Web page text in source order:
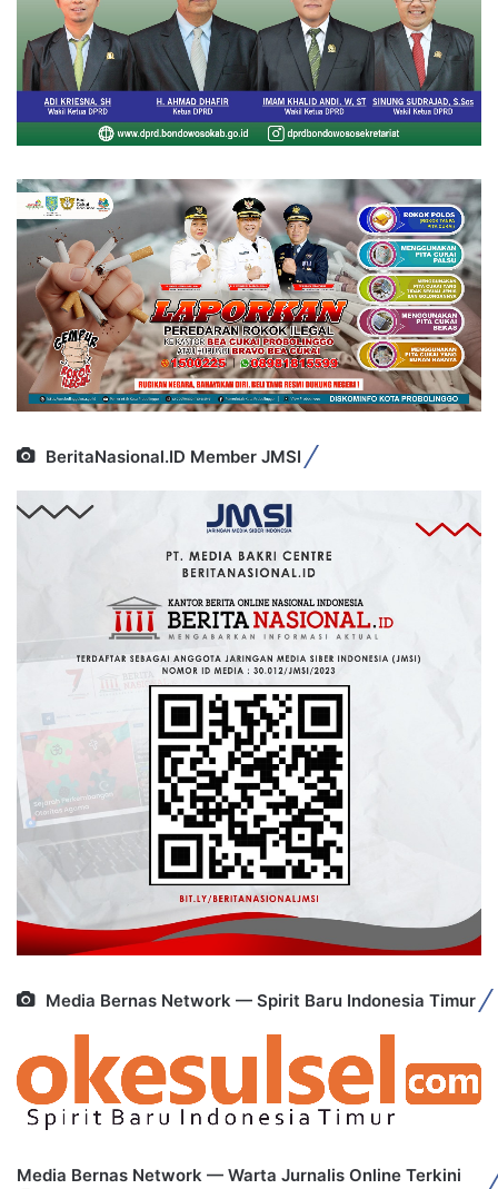
BeritaNasional.ID Member JMSI
Media Bernas Network — Spirit Baru Indonesia Timur
Media Bernas Network — Warta Jurnalis Online Terkini